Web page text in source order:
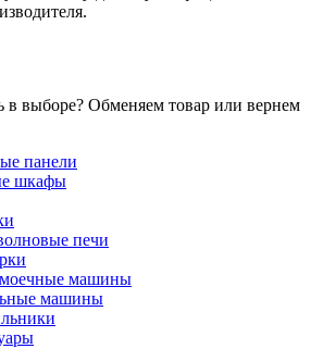
в выборе? Обменяем товар или вернем
панели
шкафы
печи
машины
машины